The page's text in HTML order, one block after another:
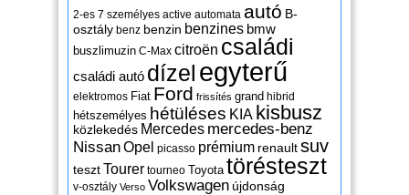
2-es 7 személyes active automata autó B-
osztály benz benzin benzines bmw
buszlimuzin C-Max citroën családi
családi autó dízel egyterű
elektromos Fiat Ford frissítés grand hibrid
hétszemélyes hétüléses KIA kisbusz
közlekedés Mercedes mercedes-benz
NissanOpel picasso prémium renaultsuv
tesztTourer tourneo Toyota törésteszt
v-osztály Verso Volkswagen újdonság